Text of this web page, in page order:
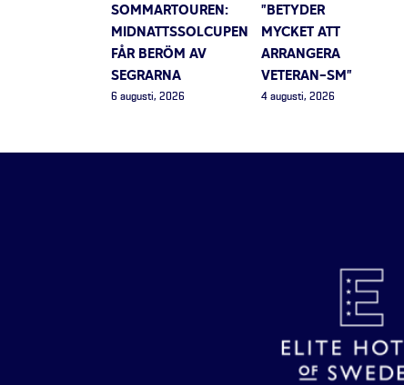
SOMMARTOUREN:
MIDNATTSSOLCUPEN
FÅR BERÖM AV
SEGRARNA
6 augusti, 2026
”BETYDER
MYCKET ATT
ARRANGERA
VETERAN-SM”
4 augusti, 2026